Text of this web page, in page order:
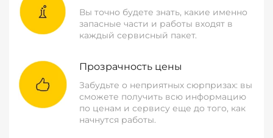
Вы точно будете знать, какие именно
запасные части и работы входят в
каждый сервисный пакет.
Прозрачность цены
Забудьте о неприятных сюрпризах: вы
сможете получить всю информацию
по ценам и сервису еще до того, как
начнутся работы.